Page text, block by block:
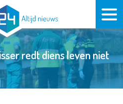
redt diens leven niet